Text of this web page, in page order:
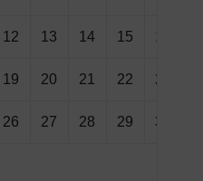
12 13 14 15 16
19 20 21 22 23
26 27 28 29 30